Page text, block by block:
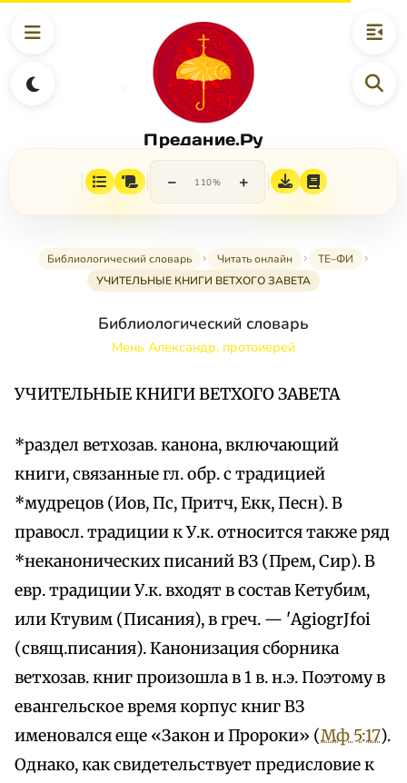
Предание.Ру
− 110% +
Библиологический словарь Читать онлайн
ТЕ–ФИ
УЧИТЕЛЬНЫЕ КНИГИ ВЕТХОГО ЗАВЕТА
Библиологический словарь
Мень Александр, протоиерей
УЧИТЕЛЬНЫЕ КНИГИ ВЕТХОГО ЗАВЕТА
*раздел ветхозав. канона, включающий
книги, связанные гл. обр. с традицией
*мудрецов (Иов, Пс, Притч, Екк, Песн). В
правосл. традиции к У.к. относится также ряд
*неканонических писаний ВЗ (Прем, Сир). В
евр. традиции У.к. входят в состав Кетубим,
или Ктувим (Писания), в греч. — 'AgiogrЈfoi
(свящ.писания). Канонизация сборника
ветхозав. книг произошла в 1 в. н.э. Поэтому в
евангельское время корпус книг ВЗ
именовался еще «Закон и Пророки» (Мф 5:17).
Однако, как свидетельствует предисловие к